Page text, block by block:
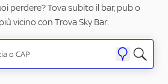
perdere? Tova subito il bar, pub o
vicino con Trova Sky Bar.